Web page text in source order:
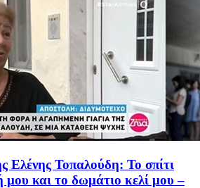
Ελένης Τοπαλούδη: Το σπίτι
μου και το δωμάτιο κελί μου –